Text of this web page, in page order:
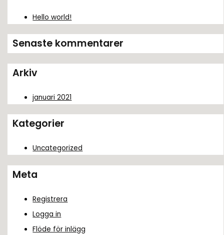
e
:
Hello world!
Senaste kommentarer
Arkiv
januari 2021
Kategorier
Uncategorized
Meta
Registrera
Logga in
Flöde för inlägg